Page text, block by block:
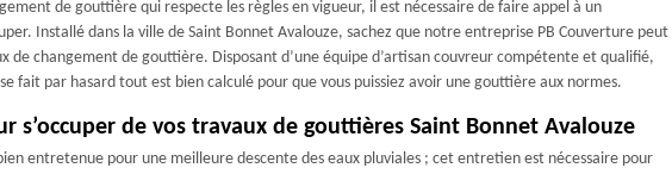
de gouttière qui respecte les règles en vigueur, il est nécessaire de faire appel à un
Installé dans la ville de Saint Bonnet Avalouze, sachez que notre entreprise PB Couverture peut
de changement de gouttière. Disposant d’une équipe d’artisan couvreur compétente et qualifié,
fait par hasard tout est bien calculé pour que vous puissiez avoir une gouttière aux normes.
s’occuper de vos travaux de gouttières Saint Bonnet Avalouze
entretenue pour une meilleure descente des eaux pluviales ; cet entretien est nécessaire pour